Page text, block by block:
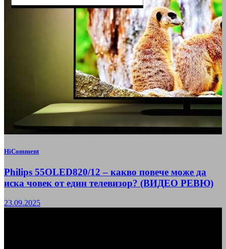
HiComment
Philips 55OLED820/12 – какво повече може да
иска човек от един телевизор? (ВИДЕО РЕВЮ)
23.09.2025